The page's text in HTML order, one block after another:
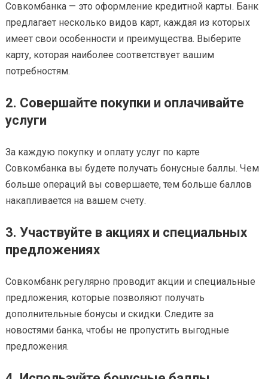
Совкомбанка — это оформление кредитной карты. Банк
предлагает несколько видов карт, каждая из которых
имеет свои особенности и преимущества. Выберите
карту, которая наиболее соответствует вашим
потребностям.
2. Совершайте покупки и оплачивайте
услуги
За каждую покупку и оплату услуг по карте
Совкомбанка вы будете получать бонусные баллы. Чем
больше операций вы совершаете, тем больше баллов
накапливается на вашем счету.
3. Участвуйте в акциях и специальных
предложениях
Совкомбанк регулярно проводит акции и специальные
предложения, которые позволяют получать
дополнительные бонусы и скидки. Следите за
новостями банка, чтобы не пропустить выгодные
предложения.